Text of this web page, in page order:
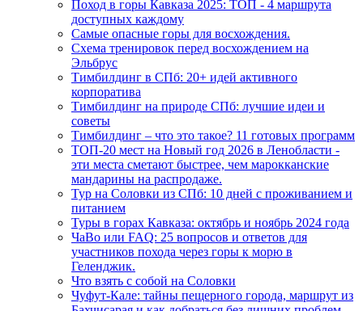
Поход в горы Кавказа 2025: ТОП - 4 маршрута
доступных каждому
Самые опасные горы для восхождения.
Схема тренировок перед восхождением на
Эльбрус
Тимбилдинг в СПб: 20+ идей активного
корпоратива
Тимбилдинг на природе СПб: лучшие идеи и
советы
Тимбилдинг – что это такое? 11 готовых программ
ТОП-20 мест на Новый год 2026 в Ленобласти -
эти места сметают быстрее, чем марокканские
мандарины на распродаже.
Тур на Соловки из СПб: 10 дней с проживанием и
питанием
Туры в горах Кавказа: октябрь и ноябрь 2024 года
ЧаВо или FAQ: 25 вопросов и ответов для
участников похода через горы к морю в
Геленджик.
Что взять с собой на Соловки
Чуфут-Кале: тайны пещерного города, маршрут из